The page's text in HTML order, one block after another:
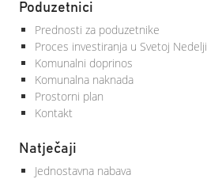
Poduzetnici
Prednosti za poduzetnike
Proces investiranja u Svetoj Nedelji
Komunalni doprinos
Komunalna naknada
Prostorni plan
Kontakt
Natječaji
Jednostavna nabava